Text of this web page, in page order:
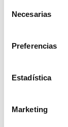
Necesarias
Preferencias
Estadística
Marketing
Exterior
Interior
Seguridad